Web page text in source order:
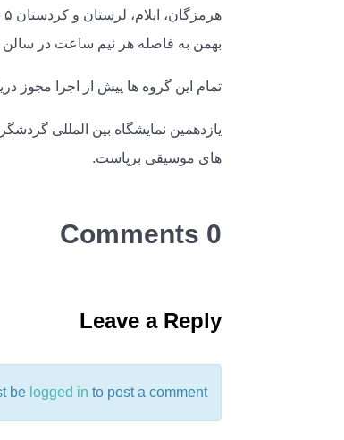
بهمن به فاصله هر نیم ساعت در سالن ۳۸ خلیج فارس، اجرای موسیقی خواهند داشت.
تمام این گروه ها پیش از اجرا مجوز
های موسیقی برپاست.
0 Comments
Leave a Reply
be logged in to post a comment.